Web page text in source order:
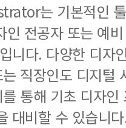
는 기본적인
인 전공자 또는 예
니다. 다양한 디자
직장인도 디지털
통해 기초 디자
대비할 수 있습니